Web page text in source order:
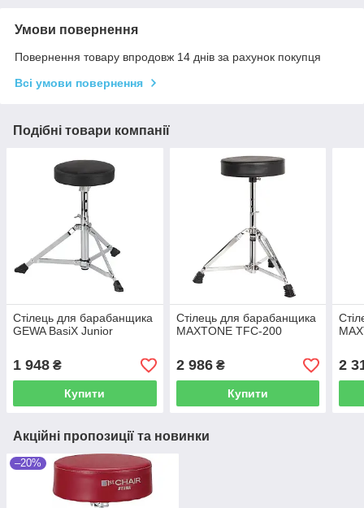
Умови повернення
Повернення товару впродовж 14 днів за рахунок покупця
Всі умови повернення
Подібні товари компанії
Стілець для барабанщика
GEWA BasiX Junior
1 948 ₴
Купити
Стілець для барабанщика
MAXTONE TFC-200
2 986₴
Купити
2
Акційні пропозиції та новинки
–20%